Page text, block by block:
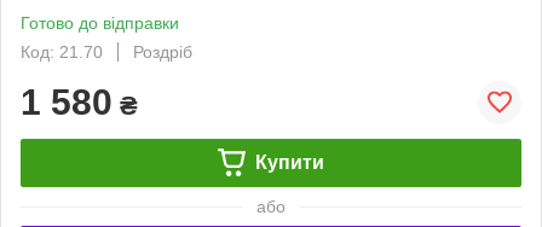
Готово до відправки
Код: 21.70
Роздріб
1 580 ₴
Купити
або